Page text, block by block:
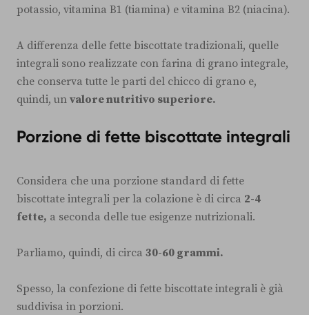
potassio, vitamina B1 (tiamina) e vitamina B2 (niacina).
A differenza delle fette biscottate tradizionali, quelle
integrali sono realizzate con farina di grano integrale,
che conserva tutte le parti del chicco di grano e,
quindi, un valore nutritivo superiore.
Porzione di fette biscottate integrali
Considera che una porzione standard di fette
biscottate integrali per la colazione è di circa 2-4
fette, a seconda delle tue esigenze nutrizionali.
Parliamo, quindi, di circa 30-60 grammi.
Spesso, la confezione di fette biscottate integrali è già
suddivisa in porzioni.